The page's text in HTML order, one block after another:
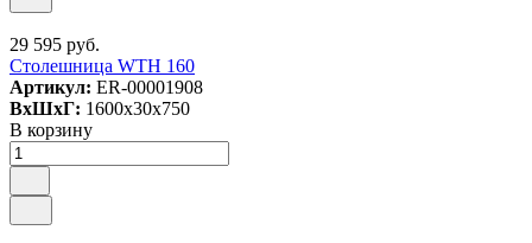
29 595 руб.
Столешница WTH 160
Артикул: ER-00001908
ВxШxГ: 1600x30x750
В корзину